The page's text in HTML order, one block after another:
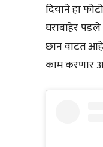
दियाने हा
घराबाहेर
छान वाटत
काम करणार